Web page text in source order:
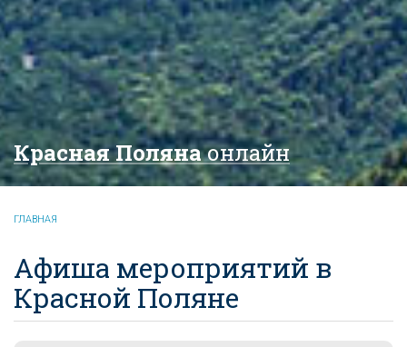
Красная Полянаонлайн
ГЛАВНАЯ
Афиша мероприятий в
Красной Поляне